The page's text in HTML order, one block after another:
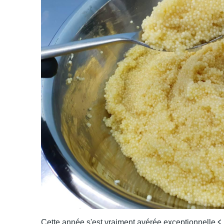
Cette année s'est vraiment avérée exceptionnelle. <